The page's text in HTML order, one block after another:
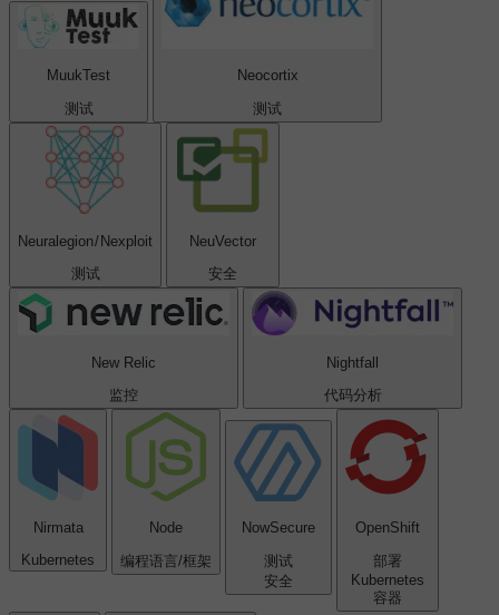
MuukTest
测试
Neocortix
测试
Neuralegion / Nexploit
测试
NeuVector
安全
New Relic
监控
Nightfall
代码分析
Nirmata
Kubernetes
Node
编程语言/框架
NowSecure
测试
安全
OpenShift
部署
Kubernetes
容器